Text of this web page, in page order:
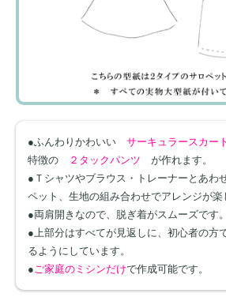
●ふんわりかわいい サーキュラースカート
特徴の
２タックパンツ が作れます。
●Ｔシャツやブラウス・トレーナーとあわ
ペット、生地の組み合わせでアレンジが楽
●両肩開きなので、脱ぎ着がスムーズです。
●上部分はすべてが見返しに、初心者の方
るようにしています。
● ご家庭のミシンだけで作成可能です。